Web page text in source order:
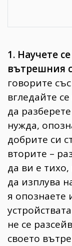
1. Научете
вътрешния
говорите
вгледайте
да
нужда,
добрите си
вторите –
да ви е
да изплува
я опознаете
не се
своето